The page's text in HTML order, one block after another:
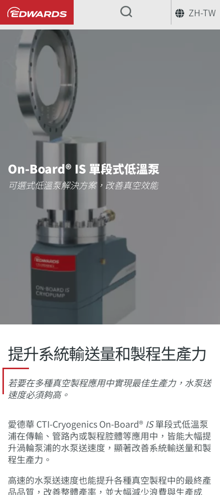
ZH-TW
...
On-Board® IS 單段式低溫泵
可選式低溫泵解決方案，改善真空效能
提升系統輸送量和製程生產力
若要在多種真空製程應用中實現最佳生產力，水泵送
速度必須夠高。
愛德華 CTI-Cryogenics On-Board® IS單段式低溫泵
浦在傳輸、管路內或製程腔體等應用中，皆能大幅提
升渦輪泵浦的水泵送速度，顯著改善系統輸送量和製
程生產力。
高速的水泵送速度也能提升各種真空製程中的最終產
品品質，改善整體產率，並大幅減少浪費與生產成